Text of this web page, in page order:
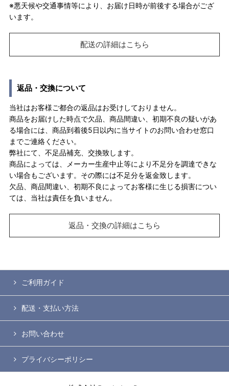
※悪天候や交通事情等により、お届け日時が前後する場合がござ
います。
配送の詳細はこちら
返品・交換について
当社はお客様ご都合の返品はお受けしておりません。
商品をお届けした時点で欠品、商品間違い、初期不良の疑いがあ
る場合には、商品到着後5日以内に当サイトのお問い合わせ窓口
までご連絡ください。
弊社にて、不足品補充、交換致します。
商品によっては、メーカー生産中止等により不足分を調達できな
い場合もございます。その際には不足分を返金致します。
欠品、商品間違い、初期不良によってお客様に生じる損害につい
ては、当社は責任を負いません。
返品・交換の詳細はこちら
ご利用ガイド
配送・支払い方法
お問い合わせ
プライバシーポリシー